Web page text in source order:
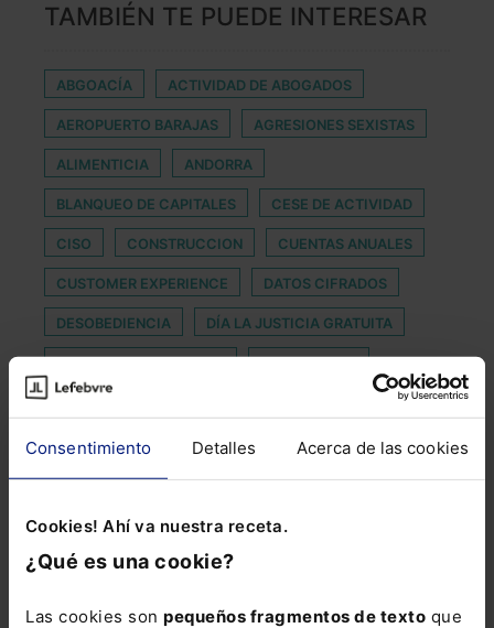
Consentimiento Detalles Acerca de las cookies
Cookies! Ahí va nuestra receta.
¿Qué es una cookie?
Las cookies son pequeños fragmentos de texto que
TAMBIÉN TE PUEDE INTERESAR
ABGOACÍA ACTIVIDAD DE ABOGADOS
AEROPUERTO BARAJAS AGRESIONES SEXISTAS
ALIMENTICIA ANDORRA
BLANQUEO DE CAPITALES CESE DE ACTIVIDAD
CISO CONSTRUCCION CUENTAS ANUALES
CUSTOMER EXPERIENCE DATOS CIFRADOS
DESOBEDIENCIA DÍA LA JUSTICIA GRATUITA
INDUSTRIALIZACIÓN IRRETROACTIVIDAD
JUZGADO COVID LEGISLACIÓN FISCAL
MARCO LEGAL MÉJICO
PENSION EXTRAORDINARIA